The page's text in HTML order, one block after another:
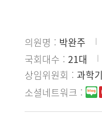
의원명 박완주
국회대수
21대
상임위원회
과학
소셜네트워크